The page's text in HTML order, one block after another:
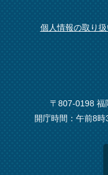
個人情報の取り
〒807-0198 福
開庁時間：午前8